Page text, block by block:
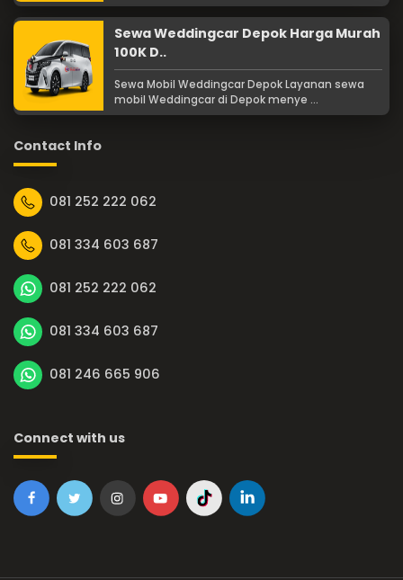
Sewa Weddingcar Depok Harga Murah
100K D..
Sewa Mobil Weddingcar Depok Layanan sewa
mobil Weddingcar di Depok menye ...
Contact Info
081 252 222 062
081 334 603 687
081 252 222 062
081 334 603 687
081 246 665 906
Connect with us